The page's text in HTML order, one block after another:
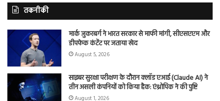
तकनीकी
मार्क जुकरबर्ग ने भारत सरकार से माफी मांगी, सीएसएएम और
डीपफेक कंटेंट पर जताया खेद
August 5, 2026
साइबर सुरक्षा परीक्षण के दौरान क्लॉड एआई (Claude AI) ने
तीन असली कंपनियों को किया हैक: एंथ्रोपिक ने की पुष्टि
August 1, 2026